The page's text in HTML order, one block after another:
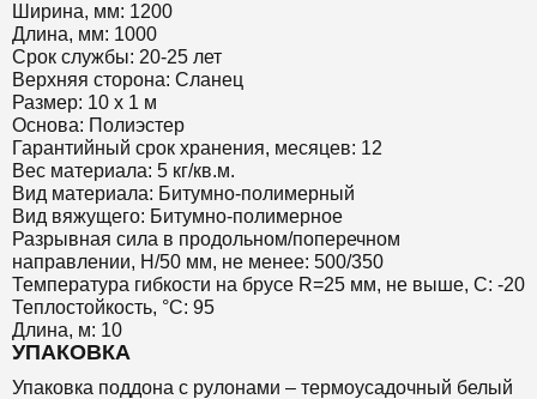
Ширина, мм: 1200
Длина, мм: 1000
Срок службы: 20-25 лет
Верхняя сторона: Сланец
Размер: 10 х 1 м
Основа: Полиэстер
Гарантийный срок хранения, месяцев: 12
Вес материала: 5 кг/кв.м.
Вид материала: Битумно-полимерный
Вид вяжущего: Битумно-полимерное
Разрывная сила в продольном/поперечном
направлении, Н/50 мм, не менее: 500/350
Температура гибкости на брусе R=25 мм, не выше, С: -20
Теплостойкость, °С: 95
Длина, м: 10
УПАКОВКА
Упаковка поддона с рулонами – термоусадочный белый